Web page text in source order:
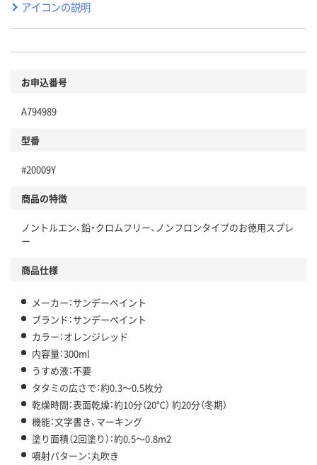
アイコンの説明
お申込番号
A794989
型番
#20009Y
商品の特徴
ノントルエン、鉛・クロムフリー、ノンフロンタイプのお徳用スプレ
ー
商品仕様
メーカー：サンデーペイント
ブランド：サンデーペイント
カラー：オレンジレッド
内容量：300ml
うすめ液：不要
タタミの広さで：約0.3～0.5枚分
乾燥時間：表面乾燥：約10分（20℃） 約20分（冬期）
機能：文字書き、マーキング
塗り面積（2回塗り）：約0.5～0.8m2
噴射パターン：丸吹き